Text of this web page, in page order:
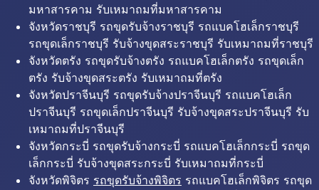
มหาสารคาม รับเหมาถมที่มหาสารคาม
จังหวัดราชบุรี รถขุดรับจ้างราชบุรี รถแบคโฮเล็กราชบุรี
รถขุดเล็กราชบุรี รับจ้างขุดสระราชบุรี รับเหมาถมที่ราชบุรี
จังหวัดตรัง รถขุดรับจ้างตรัง รถแบคโฮเล็กตรัง รถขุดเล็ก
ตรัง รับจ้างขุดสระตรัง รับเหมาถมที่ตรัง
จังหวัดปราจีนบุรี รถขุดรับจ้างปราจีนบุรี รถแบคโฮเล็ก
ปราจีนบุรี รถขุดเล็กปราจีนบุรี รับจ้างขุดสระปราจีนบุรี รับ
เหมาถมที่ปราจีนบุรี
จังหวัดกระบี่ รถขุดรับจ้างกระบี่ รถแบคโฮเล็กกระบี่ รถขุด
เล็กกระบี่ รับจ้างขุดสระกระบี่ รับเหมาถมที่กระบี่
จังหวัดพิจิตร รถขุดรับจ้างพิจิตร รถแบคโฮเล็กพิจิตร รถขุด